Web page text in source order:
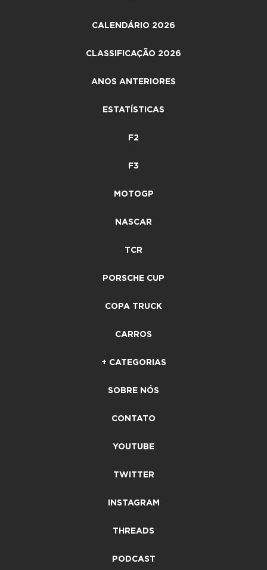
CALENDÁRIO 2026
CLASSIFICAÇÃO 2026
ANOS ANTERIORES
ESTATÍSTICAS
F2
F3
MOTOGP
NASCAR
TCR
PORSCHE CUP
COPA TRUCK
CARROS
+ CATEGORIAS
SOBRE NÓS
CONTATO
YOUTUBE
TWITTER
INSTAGRAM
THREADS
PODCAST